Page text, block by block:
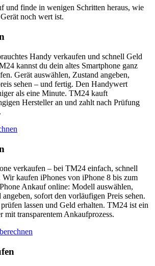
und finde in wenigen Schritten heraus, wie
noch wert ist.
Handy verkaufen und schnell Geld
kannst du dein altes Smartphone ganz
Gerät auswählen, Zustand angeben,
sehen – und fertig. Den Handywert
als eine Minute. TM24 kauft
Hersteller an und zahlt nach Prüfung
verkaufen – bei TM24 einfach, schnell
Wir kaufen iPhones von iPhone 8 bis zum
Ankauf online: Modell auswählen,
sofort den vorläufigen Preis sehen.
lassen und Geld erhalten. TM24 ist ein
mit transparentem Ankaufprozess.